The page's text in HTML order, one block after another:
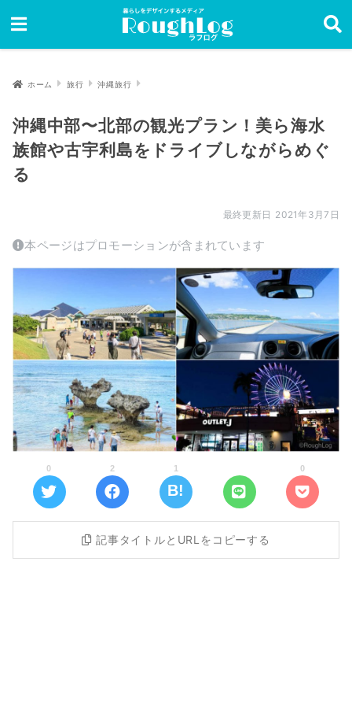
ホーム 旅行 沖縄旅行
沖縄中部〜北部の観光プラン！美ら海水
族館や古宇利島をドライブしながらめぐ
る
2021年3月7日
本ページはプロモーションが含まれています
0 2 1 0
記事タイトルとURLをコピーする